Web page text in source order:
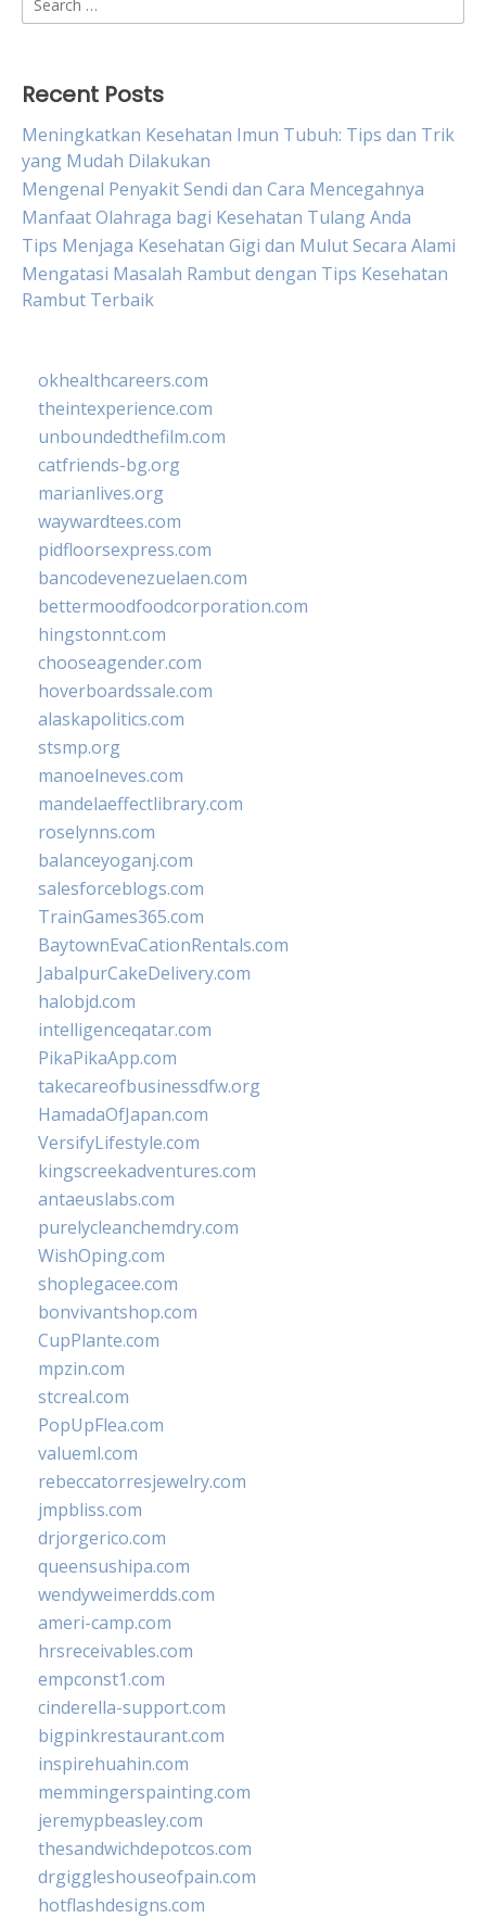
for:
Recent Posts
Meningkatkan Kesehatan Imun Tubuh: Tips dan Trik
yang Mudah Dilakukan
Mengenal Penyakit Sendi dan Cara Mencegahnya
Manfaat Olahraga bagi Kesehatan Tulang Anda
Tips Menjaga Kesehatan Gigi dan Mulut Secara Alami
Mengatasi Masalah Rambut dengan Tips Kesehatan
Rambut Terbaik
okhealthcareers.com
theintexperience.com
unboundedthefilm.com
catfriends-bg.org
marianlives.org
waywardtees.com
pidfloorsexpress.com
bancodevenezuelaen.com
bettermoodfoodcorporation.com
hingstonnt.com
chooseagender.com
hoverboardssale.com
alaskapolitics.com
stsmp.org
manoelneves.com
mandelaeffectlibrary.com
roselynns.com
balanceyoganj.com
salesforceblogs.com
TrainGames365.com
BaytownEvaCationRentals.com
JabalpurCakeDelivery.com
halobjd.com
intelligenceqatar.com
PikaPikaApp.com
takecareofbusinessdfw.org
HamadaOfJapan.com
VersifyLifestyle.com
kingscreekadventures.com
antaeuslabs.com
purelycleanchemdry.com
WishOping.com
shoplegacee.com
bonvivantshop.com
CupPlante.com
mpzin.com
stcreal.com
PopUpFlea.com
valueml.com
rebeccatorresjewelry.com
jmpbliss.com
drjorgerico.com
queensushipa.com
wendyweimerdds.com
ameri-camp.com
hrsreceivables.com
empconst1.com
cinderella-support.com
bigpinkrestaurant.com
inspirehuahin.com
memmingerspainting.com
jeremypbeasley.com
thesandwichdepotcos.com
drgiggleshouseofpain.com
hotflashdesigns.com